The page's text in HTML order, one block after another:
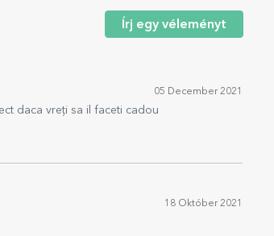
Írj egy véleményt
05 December 2021
daca vreți sa il faceti cadou
18 Október 2021